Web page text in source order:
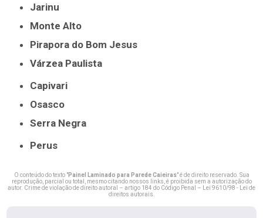
Jarinu
Monte Alto
Pirapora do Bom Jesus
Várzea Paulista
Capivari
Osasco
Serra Negra
Perus
O conteúdo do texto "Painel Laminado para Parede Caieiras" é de direito reservado. Sua
reprodução, parcial ou total, mesmo citando nossos links, é proibida sem a autorização do
autor. Crime de violação de direito autoral – artigo 184 do Código Penal –
Lei 9610/98 - Lei de
direitos autorais